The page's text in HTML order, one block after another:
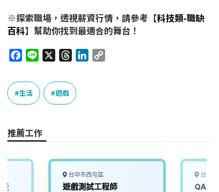
※探索職場，透視薪資行情，請參考【科技類-職缺
百科】幫助你找到最適合的舞台！
c
e
b
o
k
e
e
a
n
k
生活 遊戲
推薦工作
台中市西屯區
遊戲測試工程師
台北